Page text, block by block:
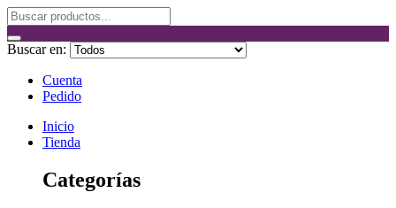
Buscar en:
Cuenta
Pedido
Inicio
Tienda
Categorías